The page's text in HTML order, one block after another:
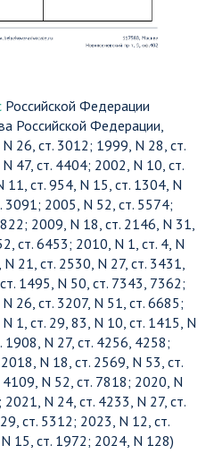
Российской Федерации
Российской Федерации,
26, ст. 3012; 1999, N 28, ст.
47, ст. 4404; 2002, N 10, ст.
ст. 954, N 15, ст. 1304, N
3091; 2005, N 52, ст. 5574;
2009, N 18, ст. 2146, N 31,
ст. 6453; 2010, N 1, ст. 4, N
21, ст. 2530, N 27, ст. 3431,
1495, N 50, ст. 7343, 7362;
26, ст. 3207, N 51, ст. 6685;
1, ст. 29, 83, N 10, ст. 1415, N
1908, N 27, ст. 4256, 4258;
N 18, ст. 2569, N 53, ст.
N 52, ст. 7818; 2020, N
N 24, ст. 4233, N 27, ст.
ст. 5312; 2023, N 12, ст.
15, ст. 1972; 2024, N 128)